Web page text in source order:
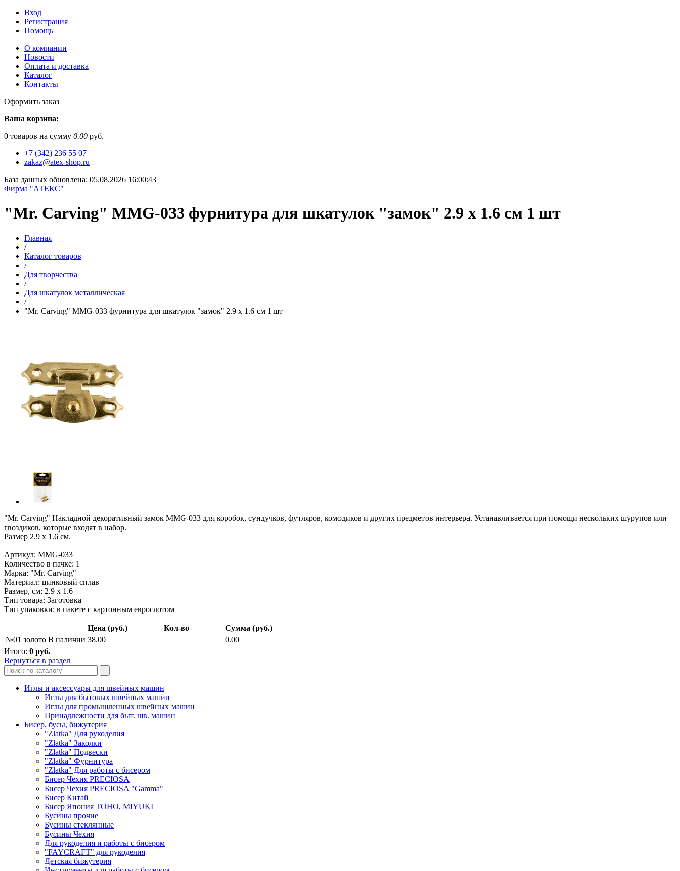
Вход
Регистрация
Помощь
О компании
Новости
Оплата и доставка
Каталог
Контакты
Оформить заказ
Ваша корзина:
0 товаров на сумму 0.00 руб.
+7 (342) 236 55 07
zakaz@atex-shop.ru
База данных обновлена: 05.08.2026 16:00:43
Фирма "АТЕКС"
"Mr. Carving" MMG-033 фурнитура для шкатулок "замок" 2.9 x 1.6 см 1 шт
Главная
/
Каталог товаров
/
Для творчества
/
Для шкатулок металлическая
/
"Mr. Carving" MMG-033 фурнитура для шкатулок "замок" 2.9 x 1.6 см 1 шт
"Mr. Carving" Накладной декоративный замок MMG-033 для коробок, сундучков, футляров, комодиков и других предметов интерьера. Устанавливается при помощи нескольких шурупов или
гвоздиков, которые входят в набор.
Размер 2.9 x 1.6 см.
Артикул: MMG-033
Количество в пачке: 1
Марка: "Mr. Carving"
Материал: цинковый сплав
Размер, см: 2.9 x 1.6
Тип товара: Заготовка
Тип упаковки: в пакете с картонным еврослотом
Цена (руб.) Кол-во
Сумма (руб.)
№01 золото В наличии 38.00
0.00
Итого: 0 руб.
Вернуться в раздел
Иглы и аксессуары для швейных машин
Иглы для бытовых швейных машин
Иглы для промышленных швейных машин
Принадлежности для быт. шв. машин
Бисер, бусы, бижутерия
"Zlatka" Для рукоделия
"Zlatka" Заколки
"Zlatka" Подвески
"Zlatka" Фурнитура
"Zlatka" Для работы с бисером
Бисер Чехия PRECIOSA
Бисер Чехия PRECIOSA "Gamma"
Бисер Китай
Бисер Япония TOHO, MIYUKI
Бусины прочие
Бусины стеклянные
Бусины Чехия
Для рукоделия и работы с бисером
"FAYCRAFT" для рукоделия
Детская бижутерия